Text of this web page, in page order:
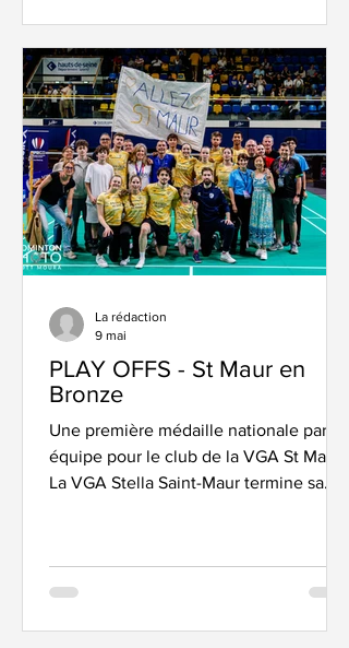
l'élite l'an prochain grace à sa victoire
en play off de N1, sur Maromme - un
autre ancien du top 12. Mais il y aura
également Kembs, qui vivra sa
première saison en Top 12 après sa
victoire ce w
PLAY OFFS - St Maur en
Bronze
Une première médaille nationale par
équipe pour le club de la VGA St Maur
La VGA Stella Saint-Maur termine sa
5-2 au Palais des Sports Marcel-Cerdan
La rédaction
9 mai